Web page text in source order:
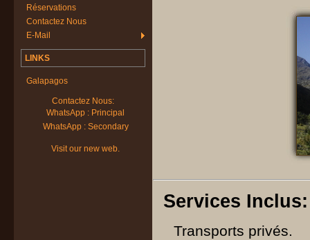
Réservations
Contactez Nous
E-Mail
LINKS
Galapagos
Contactez Nous:
WhatsApp : Principal
WhatsApp : Secondary
Visit our new web.
Services Inclus:
Transports privés.